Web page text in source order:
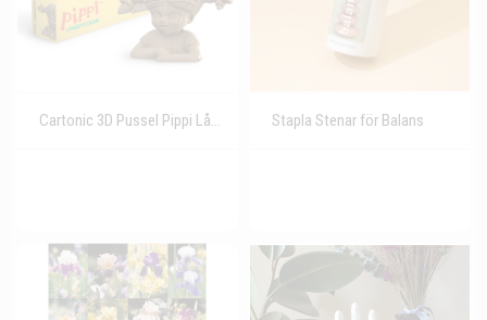
Cartonic 3D Pussel Pippi Långstrump Stapla Stenar för Balans